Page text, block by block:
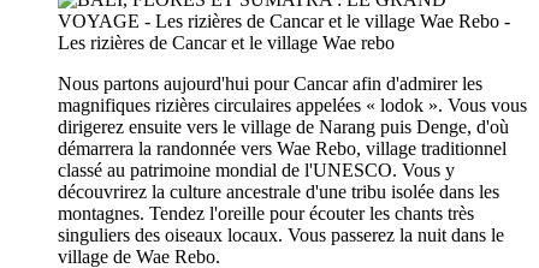
Nous partons aujourd'hui pour Cancar afin d'admirer les
magnifiques rizières circulaires appelées « lodok ». Vous vous
dirigerez ensuite vers le village de Narang puis Denge, d'où
démarrera la randonnée vers Wae Rebo, village traditionnel
classé au patrimoine mondial de l'UNESCO. Vous y
découvrirez la culture ancestrale d'une tribu isolée dans les
montagnes. Tendez l'oreille pour écouter les chants très
singuliers des oiseaux locaux. Vous passerez la nuit dans le
village de Wae Rebo.